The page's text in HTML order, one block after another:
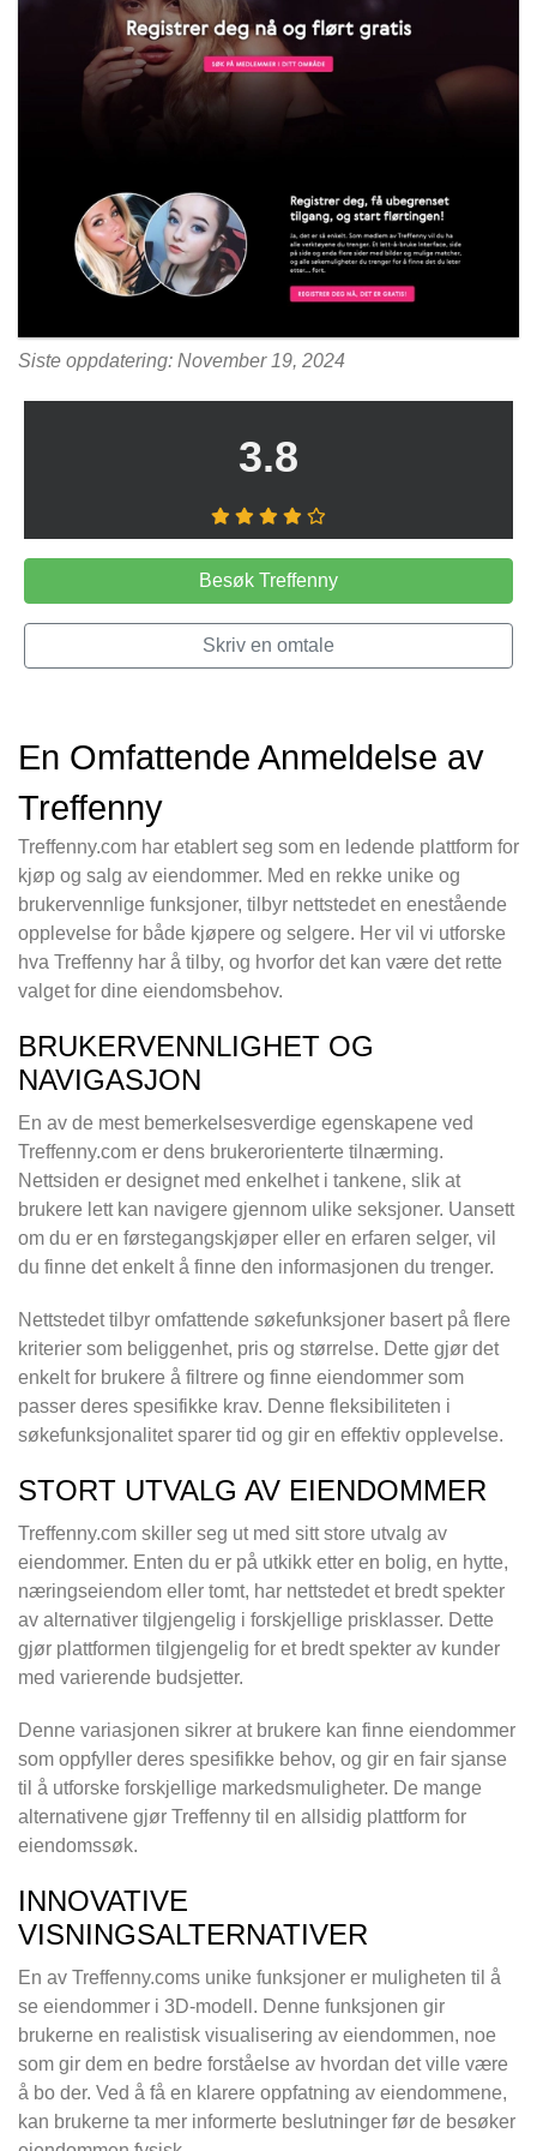
Siste oppdatering: November 19, 2024
3.8
Besøk Treffenny
Skriv en omtale
En Omfattende Anmeldelse av
Treffenny
Treffenny.com har etablert seg som en ledende plattform for
kjøp og salg av eiendommer. Med en rekke unike og
brukervennlige funksjoner, tilbyr nettstedet en enestående
opplevelse for både kjøpere og selgere. Her vil vi utforske
hva Treffenny har å tilby, og hvorfor det kan være det rette
valget for dine eiendomsbehov.
BRUKERVENNLIGHET OG
NAVIGASJON
En av de mest bemerkelsesverdige egenskapene ved
Treffenny.com er dens brukerorienterte tilnærming.
Nettsiden er designet med enkelhet i tankene, slik at
brukere lett kan navigere gjennom ulike seksjoner. Uansett
om du er en førstegangskjøper eller en erfaren selger, vil
du finne det enkelt å finne den informasjonen du trenger.
Nettstedet tilbyr omfattende søkefunksjoner basert på flere
kriterier som beliggenhet, pris og størrelse. Dette gjør det
enkelt for brukere å filtrere og finne eiendommer som
passer deres spesifikke krav. Denne fleksibiliteten i
søkefunksjonalitet sparer tid og gir en effektiv opplevelse.
STORT UTVALG AV EIENDOMMER
Treffenny.com skiller seg ut med sitt store utvalg av
eiendommer. Enten du er på utkikk etter en bolig, en hytte,
næringseiendom eller tomt, har nettstedet et bredt spekter
av alternativer tilgjengelig i forskjellige prisklasser. Dette
gjør plattformen tilgjengelig for et bredt spekter av kunder
med varierende budsjetter.
Denne variasjonen sikrer at brukere kan finne eiendommer
som oppfyller deres spesifikke behov, og gir en fair sjanse
til å utforske forskjellige markedsmuligheter. De mange
alternativene gjør Treffenny til en allsidig plattform for
eiendomssøk.
INNOVATIVE
VISNINGSALTERNATIVER
En av Treffenny.coms unike funksjoner er muligheten til å
se eiendommer i 3D-modell. Denne funksjonen gir
brukerne en realistisk visualisering av eiendommen, noe
som gir dem en bedre forståelse av hvordan det ville være
å bo der. Ved å få en klarere oppfatning av eiendommene,
kan brukerne ta mer informerte beslutninger før de besøker